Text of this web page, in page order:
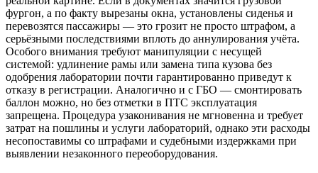
фургон, а по факту вырезаны окна, установлены сиденья и
перевозятся пассажиры — это грозит не просто штрафом, а
серьёзными последствиями вплоть до аннулирования учёта.
Особого внимания требуют манипуляции с несущей
системой: удлинение рамы или замена типа кузова без
одобрения лаборатории почти гарантированно приведут к
отказу в регистрации. Аналогично и с ГБО — смонтировать
баллон можно, но без отметки в ПТС эксплуатация
запрещена. Процедура узаконивания не мгновенна и требует
затрат на пошлины и услуги лабораторий, однако эти расходы
несопоставимы со штрафами и судебными издержками при
выявлении незаконного переоборудования.